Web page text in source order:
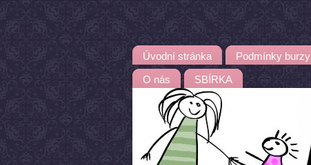
Úvodní stránka Podmínky burzy
O nás SBÍRKA